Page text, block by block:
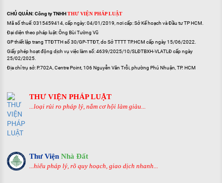
CHỦ QUẢN: Công ty TNHH THƯ VIỆN PHÁP LUẬT
Mã số thuế: 0315459414, cấp ngày: 04/01/2019, nơi cấp: Sở Kế hoạch và Đầu tư TP HCM.
Đại diện theo pháp luật: Ông Bùi Tường Vũ
GP thiết lập trang TTĐTTH số 30/GP-TTĐT, do Sở TTTT TP.HCM cấp ngày 15/06/2022.
Giấy phép hoạt động dịch vụ việc làm số: 4639/2025/10/SLĐTBXH-VLATLĐ cấp ngày
25/02/2025.
Địa chỉ trụ sở: P.702A, Centre Point, 106 Nguyễn Văn Trỗi, phường Phú Nhuận, TP. HCM
THƯ VIỆN PHÁP LUẬT
...loại rủi ro pháp lý, nắm cơ hội làm giàu...
Thư Viện Nhà Đất
...hiểu pháp lý, rõ quy hoạch, giao dịch nhanh...